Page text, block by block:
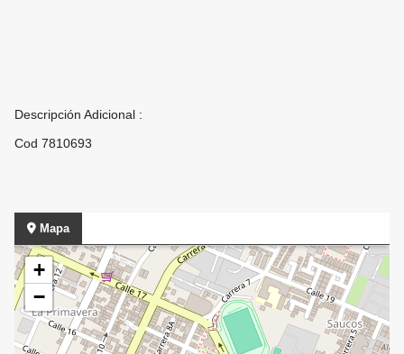
Descripción Adicional :
Cod 7810693
Mapa
+
−